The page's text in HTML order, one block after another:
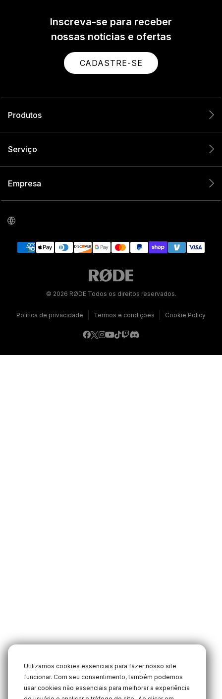
Utilizamos cookies essenciais para fazer nosso site
funcionar. Com seu consentimento, também podemos
usar cookies não essenciais para melhorar a experiência
Inscreva-se para receber
nossas notícias e ofertas
CADASTRE-SE
Produtos
Serviço
Empresa
© 2026 RØDE Todos os direitos reservados.
Política de privacidade Termos e condições Cookie Policy